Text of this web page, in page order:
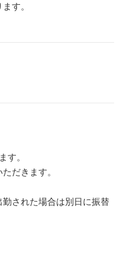
す。
す。
だきます。
された場合は別日に振替